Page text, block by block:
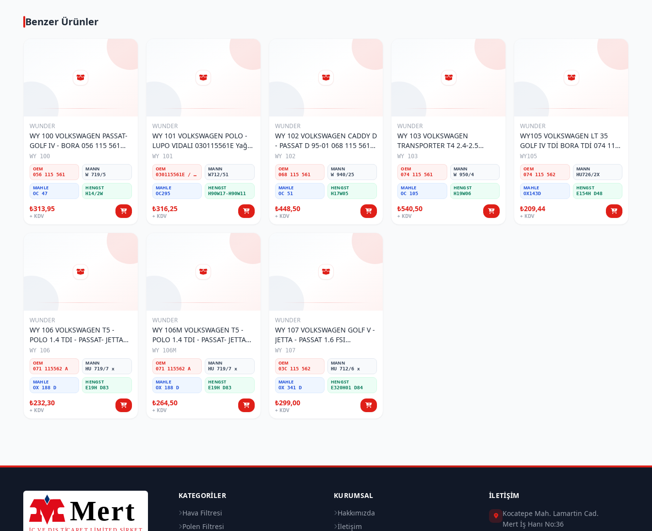
Benzer Ürünler
WUNDER
WY 100 VOLKSWAGEN PASSAT-
GOLF IV - BORA 056 115 561
Yağ Filtresi
WY 100
OEM
056 115 561
MANN
W 719/5
MAHLE
OC 47
HENGST
H14/2W
₺313,95
+ KDV
WUNDER
WY 101 VOLKSWAGEN POLO -
LUPO VIDALI 030115561E Yağ
Filtresi
WY 101
OEM
030115561E / 030115561AA / 030115561AB / 030115561AD
MANN
W712/51
MAHLE
OC295
HENGST
H90W17-H90W11
₺316,25
+ KDV
WUNDER
WY 102 VOLKSWAGEN CADDY D
- PASSAT D 95-01 068 115 561
Yağ Filtresi
WY 102
OEM
068 115 561
MANN
W 940/25
MAHLE
OC 51
HENGST
H17W05
₺448,50
+ KDV
WUNDER
WY 103 VOLKSWAGEN
TRANSPORTER T4 2.4-2.5
MOTOR 074 115 561 Yağ
Filtresi
WY 103
OEM
074 115 561
MANN
W 950/4
MAHLE
OC 105
HENGST
H19W06
₺540,50
+ KDV
WUNDER
WY105 VOLKSWAGEN LT 35
GOLF IV TDİ BORA TDİ 074 115
562 Yağ Filtresi
WY105
OEM
074 115 562
MANN
HU726/2X
MAHLE
OX143D
HENGST
E154H D48
₺209,44
+ KDV
WUNDER
WY 106 VOLKSWAGEN T5 -
POLO 1.4 TDI - PASSAT- JETTA
03-11 071 115562 A Yağ Filtresi
WY 106
OEM
071 115562 A
MANN
HU 719/7 x
MAHLE
OX 188 D
HENGST
E19H D83
₺232,30
+ KDV
WUNDER
WY 106M VOLKSWAGEN T5 -
POLO 1.4 TDI - PASSAT- JETTA
071 115562 A Yağ Filtresi
WY 106M
OEM
071 115562 A
MANN
HU 719/7 x
MAHLE
OX 188 D
HENGST
E19H D83
₺264,50
+ KDV
WUNDER
WY 107 VOLKSWAGEN GOLF V -
JETTA - PASSAT 1.6 FSI
BENZİNLİ 03C 115 562 Yağ
Filtresi
WY 107
OEM
03C 115 562
MANN
HU 712/6 x
MAHLE
OX 341 D
HENGST
E320H01 D84
₺299,00
+ KDV
KATEGORILER
Hava Filtresi
Polen Filtresi
KURUMSAL
Hakkımızda
İletişim
İLETIŞIM
Kocatepe Mah. Lamartin Cad.
Mert İş Hanı No:36